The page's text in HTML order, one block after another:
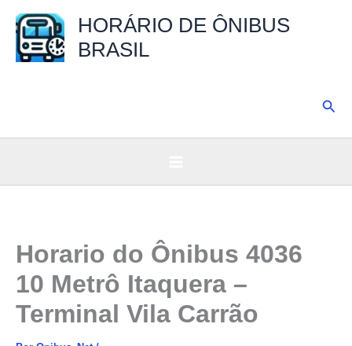
para
HORÁRIO DE ÔNIBUS
BRASIL
Horario do Ônibus 4036
10 Metrô Itaquera –
Terminal Vila Carrão